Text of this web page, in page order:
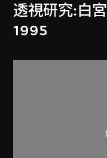
透視研究:白宮
1995